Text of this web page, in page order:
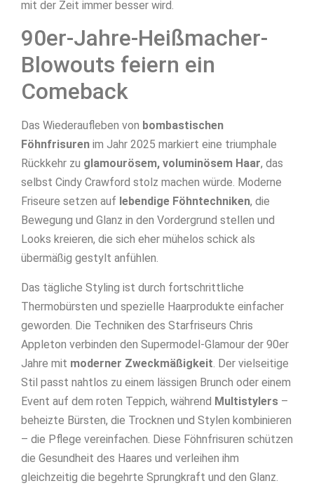
mit der Zeit immer besser wird.
90er-Jahre-Heißmacher-
Blowouts feiern ein
Comeback
Das Wiederaufleben von bombastischen
Föhnfrisuren im Jahr 2025 markiert eine triumphale
Rückkehr zu glamourösem, voluminösem Haar, das
selbst Cindy Crawford stolz machen würde. Moderne
Friseure setzen auf lebendige Föhntechniken, die
Bewegung und Glanz in den Vordergrund stellen und
Looks kreieren, die sich eher mühelos schick als
übermäßig gestylt anfühlen.
Das tägliche Styling ist durch fortschrittliche
Thermobürsten und spezielle Haarprodukte einfacher
geworden. Die Techniken des Starfriseurs Chris
Appleton verbinden den Supermodel-Glamour der 90er
Jahre mit moderner Zweckmäßigkeit . Der vielseitige
Stil passt nahtlos zu einem lässigen Brunch oder einem
Event auf dem roten Teppich, während Multistylers –
beheizte Bürsten, die Trocknen und Stylen kombinieren
– die Pflege vereinfachen. Diese Föhnfrisuren schützen
die Gesundheit des Haares und verleihen ihm
gleichzeitig die begehrte Sprungkraft und den Glanz.